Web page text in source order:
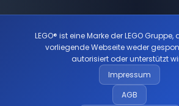
LEGO® ist eine Marke der LEGO
vorliegende Webseite weder
autorisiert oder unterstützt
Impressum
AGB